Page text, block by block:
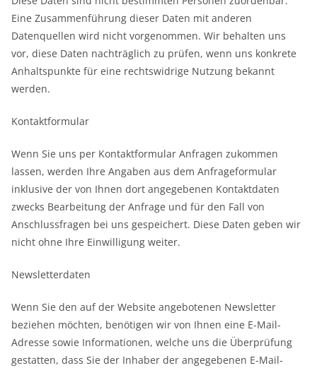
Eine Zusammenführung dieser Daten mit anderen
Datenquellen wird nicht vorgenommen. Wir behalten uns
vor, diese Daten nachträglich zu prüfen, wenn uns konkrete
Anhaltspunkte für eine rechtswidrige Nutzung bekannt
werden.
Kontaktformular
Wenn Sie uns per Kontaktformular Anfragen zukommen
lassen, werden Ihre Angaben aus dem Anfrageformular
inklusive der von Ihnen dort angegebenen Kontaktdaten
zwecks Bearbeitung der Anfrage und für den Fall von
Anschlussfragen bei uns gespeichert. Diese Daten geben wir
nicht ohne Ihre Einwilligung weiter.
Newsletterdaten
Wenn Sie den auf der Website angebotenen Newsletter
beziehen möchten, benötigen wir von Ihnen eine E-Mail-
Adresse sowie Informationen, welche uns die Überprüfung
gestatten, dass Sie der Inhaber der angegebenen E-Mail-